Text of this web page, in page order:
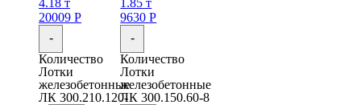
4.18 т
20009 Р
-
Количество
Лотки
железобетонные
ЛК 300.210.120-
1.85 т
9630Р
-
Количество
Лотки
железобетонные
ЛК 300.150.60-8